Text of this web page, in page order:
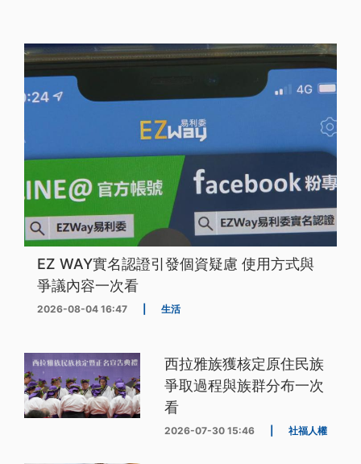
EZ WAY實名認證引發個資疑慮 使用方式與
爭議內容一次看
2026-08-04 16:47 生活
西拉雅族獲核定原住民族
爭取過程與族群分布一次
看
2026-07-30 15:46 社福人權